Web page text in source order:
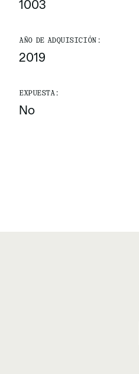
1003
AÑO DE ADQUISICIÓN:
2019
EXPUESTA:
No